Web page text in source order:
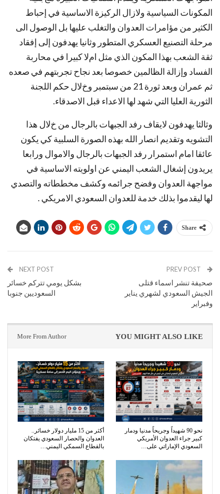
المكونات السياسية وﻻزال الركيزة اﻻساسية في إحباط
الكثير من مؤامرات العدوان والتغلب عليها بل الوصول الى
مرحلة التصنيع العسكري المتطور وثانيا يهدفون إلى إفقاد
ثقة الشعب بهذا المكون الذي مثل امﻻ كبيرا في محاربة
الفساد وإزالة الظالمين خصوصا بعد نجاح تجربتهم في صعده
ثم عمران وبعد ثورة 21 من سبتمبر وخﻻل حكم اللجنة
الثورية العليا التي شهد لها اﻻعداء قبل اﻻصدقاء.
وثالثا يهدفون ﻻيقاف رفد الجبهات بالرجال من خﻻل هذا
التشويه وتقديم انصار الله بهذه الصورة السلبية كي يكون
عائقا امام استمرار رفد الجبهات بالرجال واﻻموال ورابعا
يريدون إشغال الشعب اليمني عن اولويته اﻻساسية في
مواجهة العدوان وفضح جرائمه وكشف مخططاته والتصدي
لها ليقدموا بذلك خدمة للعدوان السعودي اﻻمريكي .
Share
صحيفة تنشر اسماء قتلى
الجيش السعودي لشهري يناير
وفبراير
NEXT POST
بشكل يومي تتركم خسائر
السعوديين جنوبا
YOU MIGHT ALSO LIKE
More From Author
نحو 90 شهيداً وجريحاً مدنيا ودمار
كبير جراء العدوان الأمريكي
السعودي الإماراتي على…
أكثر من 15 مليار دولار خسائر..
العدوان والحصار السعودي يفتكان
بالقطاع السمكي اليمني…